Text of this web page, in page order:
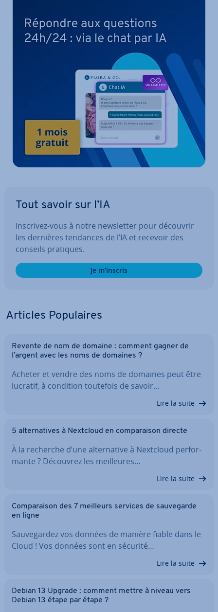
Tout savoir sur l’IA
Inscrivez-vous à notre news­let­ter pour découvrir
les dernières tendances de l’IA et recevoir des
conseils pratiques.
Je m’inscris
Articles Po­pu­laires
Revente de nom de domaine : comment gagner de
l’argent avec les noms de domaines ?
Acheter et vendre des noms de domaines peut être
lucratif, à condition toutefois de savoir…
Lire la suite
5 al­ter­na­tives à Nextcloud en com­pa­rai­son directe
À la recherche d’une al­ter­na­tive à Nextcloud per­for­
mante ? Découvrez les meil­leures…
Lire la suite
Com­pa­rai­son des 7 meilleurs services de sau­ve­garde
en ligne
Sau­ve­gar­dez vos données de manière fiable dans le
Cloud ! Vos données sont en sécurité…
Lire la suite
Debian 13 Upgrade : comment mettre à niveau vers
Debian 13 étape par étape ?